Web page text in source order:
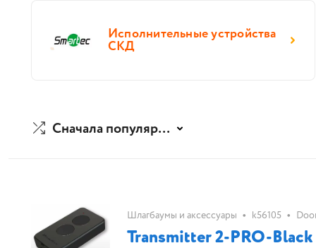
Исполнительные устройства
СКД
Сначала популярные
Шлагбаумы и аксессуары • k56105 •
Transmitter 2-PRO-Black